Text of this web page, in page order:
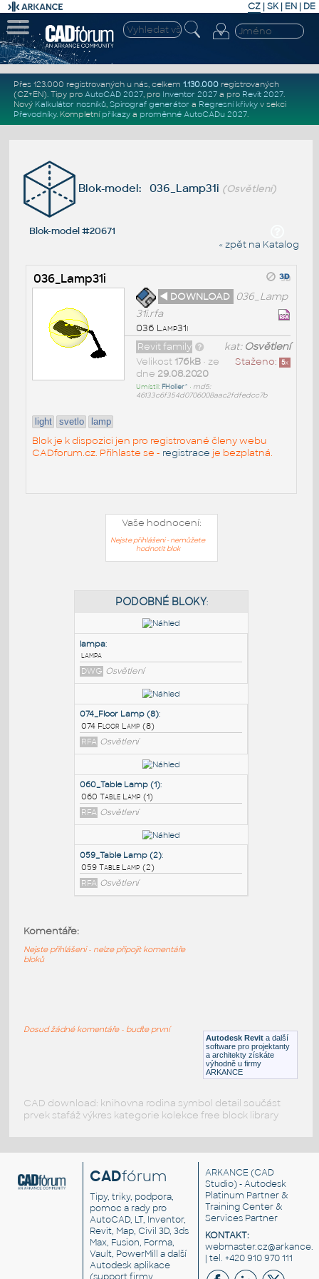
CZ | SK| EN | DE
Přes 123.000 registrovaných u nás, celkem 1.130.000registrovaných
(CZ+EN). Tipy pro AutoCAD 2027, pro Inventor 2027a pro Revit 2027.
Nový Kalkulátor nosníků, Spirograf generátor a Regresní křivkyv sekci
Převodníky. Kompletní příkazya proměnné AutoCADu 2027.
Blok-model: 036_Lamp31i (Osvětlení)
Blok-model #20671
« zpět na Katalog
036_Lamp31i
◄ DOWNLOAD 036_Lamp
31i.rfa
036 Lamp31i
kat: Osvětlení
Revit family
Staženo: 5x
Velikost 176kB• ze
dne 29.08.2020
Umístil: FHoller^ • md5:
46133c6f354d0706008aac2fdfedcc7b
light svetlo lamp
Blok je k dispozici jen pro registrované členy webu
CADforum.cz. Přihlaste se - registrace je bezplatná.
Vaše hodnocení:
Nejste přihlášeni - nemůžete
hodnotit blok
PODOBNÉ BLOKY
lampa:
DWG Osvětlení
074_Floor Lamp (8)
074 Floor Lamp (8)
RFA Osvětlení
RFA Osvětlení
Autodesk Revit a další
software pro projektanty
a architekty získáte
výhodně u firmy
ARKANCE
Komentáře:
Nejste přihlášeni - nelze připojit komentáře
bloků
Dosud žádné komentáře - buďte první
CAD download: knihovna rodina symbol detail součást
prvek stafáž výkres kategorie kolekce free block library
CADfórum
Tipy, triky, podpora,
pomoc a rady pro
AutoCAD, LT, Inventor,
Revit, Map, Civil 3D, 3ds
Max, Fusion, Forma,
Vault, PowerMill a další
Autodesk aplikace
ARKANCE (CAD
Studio) - Autodesk
Platinum Partner &
Training Center &
Services Partner
KONTAKT:
| tel. +420 910 970 111